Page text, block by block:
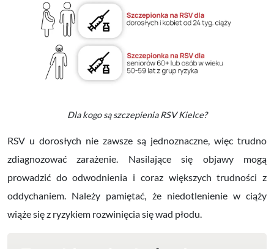
Dla kogo są szczepienia RSV Kielce?
RSV u dorosłych nie zawsze są jednoznaczne, więc trudno
zdiagnozować zarażenie. Nasilające się objawy mogą
prowadzić do odwodnienia i coraz większych trudności z
oddychaniem. Należy pamiętać, że niedotlenienie w ciąży
wiąże się z ryzykiem rozwinięcia się wad płodu.